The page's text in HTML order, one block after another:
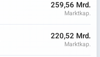
259,56 Mrd.
Marktkap.
220,52 Mrd.
Marktkap.